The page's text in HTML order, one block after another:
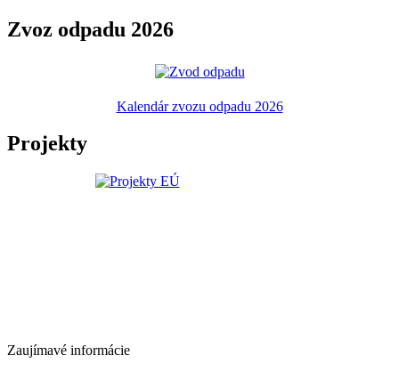
Zvoz odpadu 2026
Kalendár zvozu odpadu 2026
Projekty
Zaujímavé informácie